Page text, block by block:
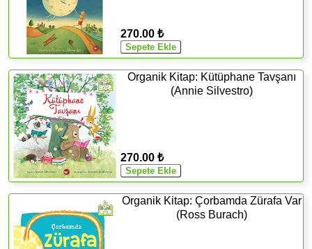
270.00 ₺
Organik Kitap: Kütüphane Tavşanı
(Annie Silvestro)
270.00 ₺
Organik Kitap: Çorbamda Zürafa Var
(Ross Burach)